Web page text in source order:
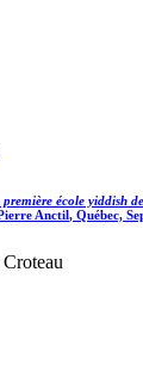
première école yiddish
Anctil, Québec,